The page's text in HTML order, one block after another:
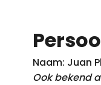
Naam: Juan
Ook bekend